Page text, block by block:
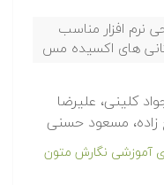
نرم افزار مناسب
های اکسیده مس
کلینی، علیرضا
زاده، مسعود حسنی
آموزشی نگارش متون